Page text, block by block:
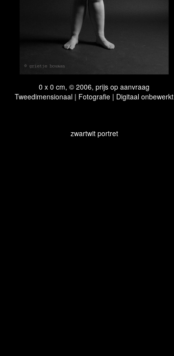
0 x 0 cm, © 2006, prijs op aanvraag
Tweedimensionaal | Fotografie | Digitaal onbewerkt
zwartwit portret